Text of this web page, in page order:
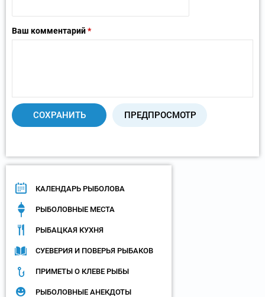
Ваш комментарий*
КАЛЕНДАРЬ РЫБОЛОВА
РЫБОЛОВНЫЕ МЕСТА
РЫБАЦКАЯ КУХНЯ
СУЕВЕРИЯ И ПОВЕРЬЯ РЫБАКОВ
ПРИМЕТЫ О КЛЕВЕ РЫБЫ
РЫБОЛОВНЫЕ АНЕКДОТЫ